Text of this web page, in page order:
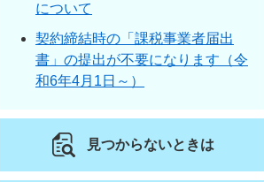
について
契約締結時の「課税事業者届出
書」の提出が不要になります（令
和6年4月1日～）
見つからないときは